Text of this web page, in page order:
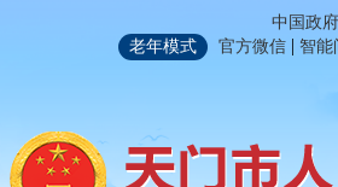
中国政
老年模式
官方微信 | 智能